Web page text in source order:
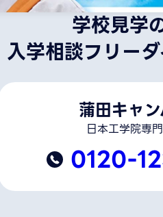
学校見学
入学相談フリー
蒲田キャ
日本工学院専
0120-